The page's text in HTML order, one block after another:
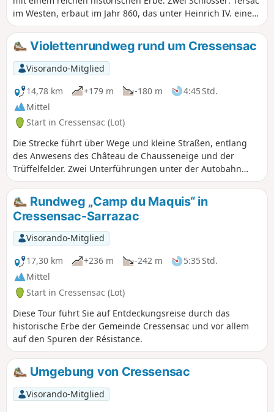
im Westen, erbaut im Jahr 860, das unter Heinrich IV. eine
blühende Zeit erlebte und heute eine Ruine ist;
Chausseneige im Osten, in Privatbesitz, erbaut im 12.
Jahrhundert und im 12. Jahrhundert im Renaissancestil
wieder aufgebaut. Ein Pfarrhaus im Herzen des Dorfes. Im
Jahr 1789 wurde die Pfarrei zu einer Gemeinde, nachdem
sie im 9. Jahrhundert zur Vizegrafschaft Turenne gehört
hatte.
Violettenrundweg rund um Cressensac
Visorando-Mitglied
14,78 km
+179 m -180 m
4:45 Std.
Mittel
Start in Cressensac (Lot)
Die Strecke führt über Wege und kleine Straßen, entlang
des Anwesens des Château de Chausseneige und der
Trüffelfelder. Zwei Unterführungen unter der Autobahn
A20, die innerhalb der Gemeinde dem Tal des ehemaligen
Flusses Rivière l’Orupt folgt, der nach einem Erdbeben im
15. Jahrhundert unterirdisch verläuft.
Rundweg „Camp du Maquis“ in
Cressensac-Sarrazac
Visorando-Mitglied
17,30 km
+236 m -242 m
5:35 Std.
Mittel
Start in Cressensac (Lot)
Diese Tour führt Sie auf Entdeckungsreise durch das
historische Erbe der Gemeinde Cressensac und vor allem
auf den Spuren der Résistance.
Umgebung von Cressensac
Visorando-Mitglied